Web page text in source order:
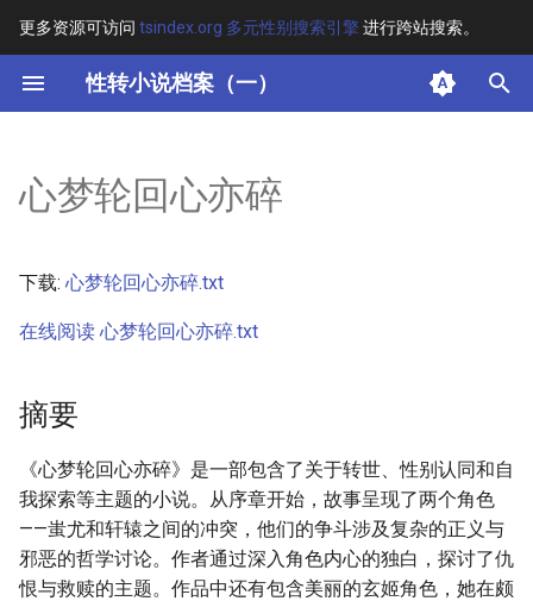
更多资源可访问 tsindex.org 多元性别搜索引擎进行跨站搜索。
性转小说档案（一）
键
开
搜
索
其他信息 [Processed Page
心梦轮回心亦碎
下载: 心梦轮回心亦碎.txt
在线阅读 心梦轮回心亦碎.txt
摘要
《心梦轮回心亦碎》是一部包含了关于转世、性别认同和自
我探索等主题的小说。从序章开始，故事呈现了两个角色
——蚩尤和轩辕之间的冲突，他们的争斗涉及复杂的正义与
邪恶的哲学讨论。作者通过深入角色内心的独白，探讨了仇
恨与救赎的主题。作品中还有包含美丽的玄姬角色，她在颇